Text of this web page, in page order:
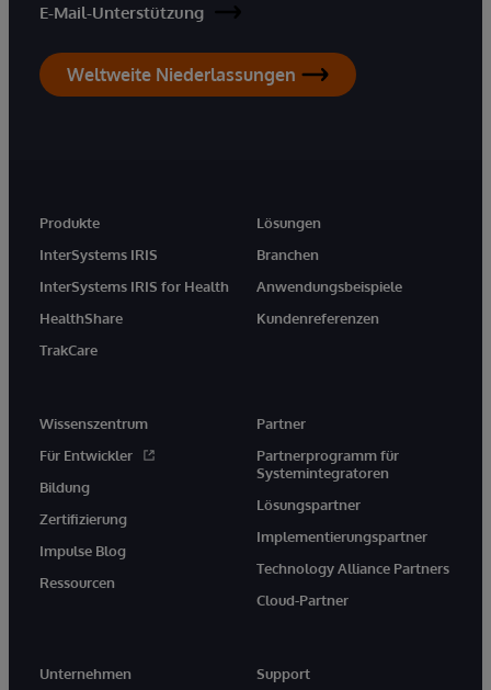
E-Mail-Unterstützung
Weltweite Niederlassungen
Produkte
InterSystems IRIS
InterSystems IRIS for Health
HealthShare
TrakCare
Lösungen
Branchen
Anwendungsbeispiele
Kundenreferenzen
Wissenszentrum
Für Entwickler
Bildung
Zertifizierung
Impulse Blog
Ressourcen
Partner
Partnerprogramm für
Systemintegratoren
Lösungspartner
Implementierungspartner
Technology Alliance Partners
Cloud-Partner
Unternehmen Support